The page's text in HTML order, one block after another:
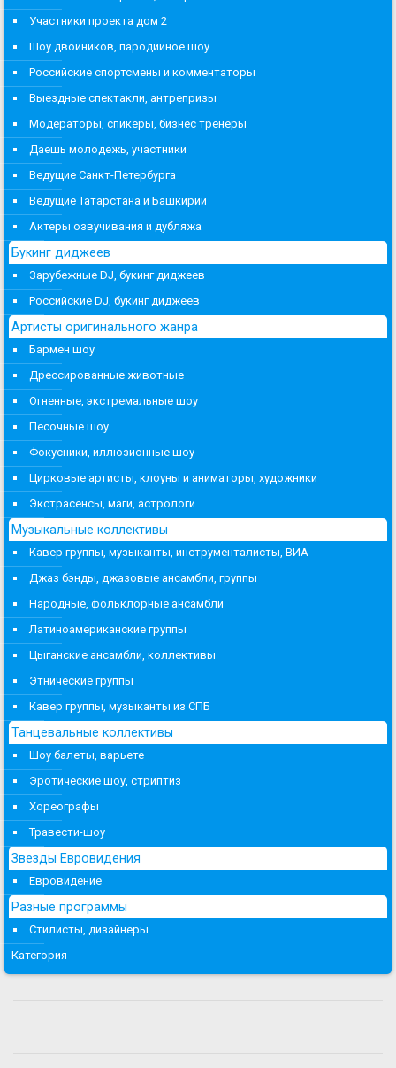
Участники проекта дом 2
Шоу двойников, пародийное шоу
Российские спортсмены и комментаторы
Выездные спектакли, антрепризы
Модераторы, спикеры, бизнес тренеры
Даешь молодежь, участники
Ведущие Санкт-Петербурга
Ведущие Татарстана и Башкирии
Актеры озвучивания и дубляжа
Букинг диджеев
Зарубежные DJ, букинг диджеев
Российские DJ, букинг диджеев
Артисты оригинального жанра
Бармен шоу
Дрессированные животные
Огненные, экстремальные шоу
Песочные шоу
Фокусники, иллюзионные шоу
Цирковые артисты, клоуны и аниматоры, художники
Экстрасенсы, маги, астрологи
Музыкальные коллективы
Кавер группы, музыканты, инструменталисты, ВИА
Джаз бэнды, джазовые ансамбли, группы
Народные, фольклорные ансамбли
Латиноамериканские группы
Цыганские ансамбли, коллективы
Этнические группы
Кавер группы, музыканты из СПБ
Танцевальные коллективы
Шоу балеты, варьете
Эротические шоу, стриптиз
Хореографы
Травести-шоу
Звезды Евровидения
Евровидение
Разные программы
Стилисты, дизайнеры
Категория